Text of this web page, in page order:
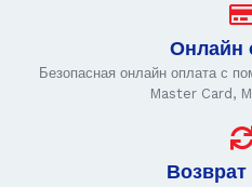
Онлайн
Безопасная онлайн оплата с
Master Card,
Возврат